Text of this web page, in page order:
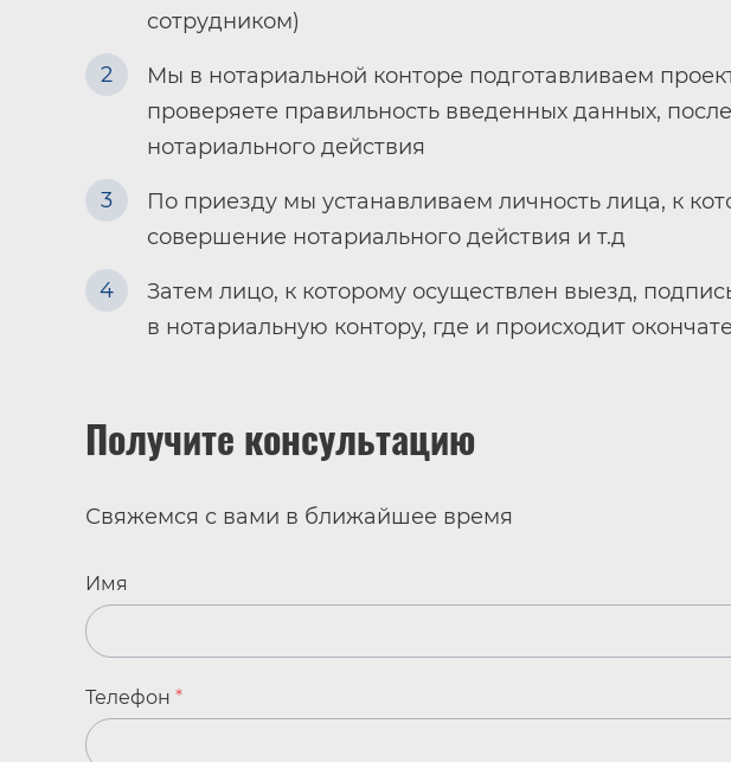
сотрудником)
2
Мы в нотариальной конторе подготавливаем
проверяете правильность введенных данных,
нотариального действия
3
По приезду мы устанавливаем личность лица, к
совершение нотариального действия и т.д
4
Затем лицо, к которому осуществлен выезд,
в нотариальную контору, где и происходит
Получитe консультацию
Свяжемся с вами в ближайшее время
Имя
Телефон *